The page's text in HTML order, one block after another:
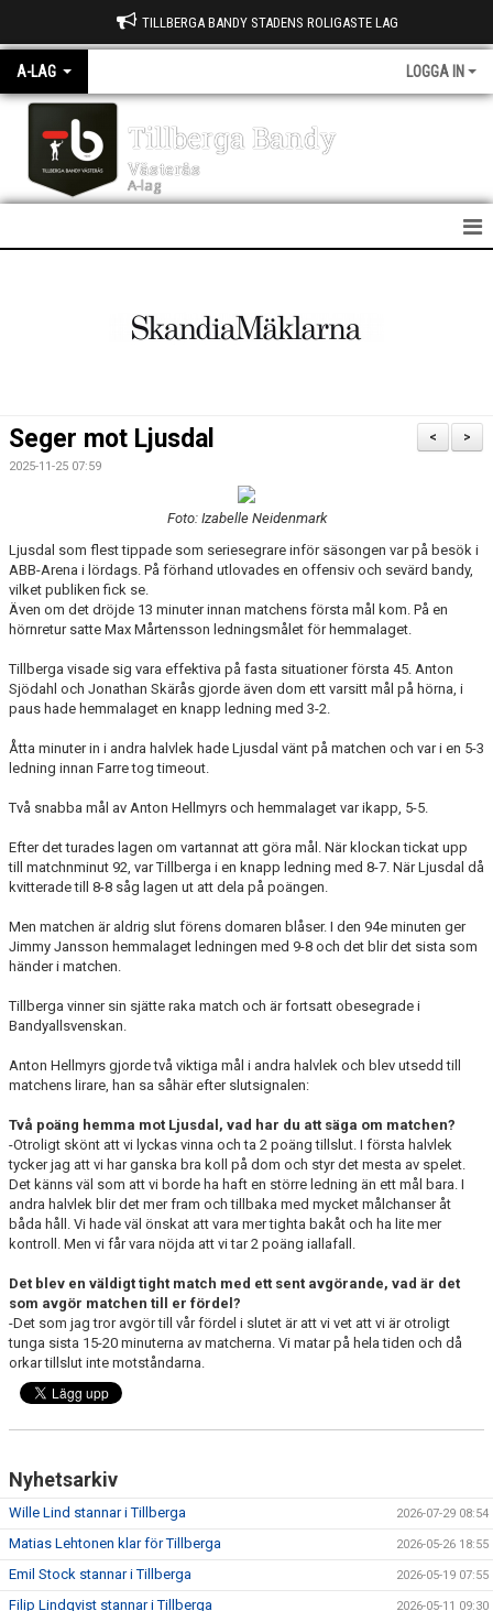
TILLBERGA BANDY STADENS ROLIGASTE LAG
A-LAG LOGGA IN
Tillberga Bandy
Västerås
A-lag
TRUPPEN
DOKUMENT
KONTAKT
>
<
Seger mot Ljusdal
2025-11-25 07:59
Foto: Izabelle Neidenmark
Ljusdal som flest tippade som seriesegrare inför säsongen var på besök i
ABB-Arena i lördags. På förhand utlovades en offensiv och sevärd bandy,
vilket publiken fick se.
Även om det dröjde 13 minuter innan matchens första mål kom. På en
hörnretur satte Max Mårtensson ledningsmålet för hemmalaget.
Tillberga visade sig vara effektiva på fasta situationer första 45. Anton
Sjödahl och Jonathan Skärås gjorde även dom ett varsitt mål på hörna, i
paus hade hemmalaget en knapp ledning med 3-2.
Åtta minuter in i andra halvlek hade Ljusdal vänt på matchen och var i en 5-3
ledning innan Farre tog timeout.
Två snabba mål av Anton Hellmyrs och hemmalaget var ikapp, 5-5.
Efter det turades lagen om vartannat att göra mål. När klockan tickat upp
till matchnminut 92, var Tillberga i en knapp ledning med 8-7. När Ljusdal då
kvitterade till 8-8 såg lagen ut att dela på poängen.
Men matchen är aldrig slut förens domaren blåser. I den 94e minuten ger
Jimmy Jansson hemmalaget ledningen med 9-8 och det blir det sista som
händer i matchen.
Tillberga vinner sin sjätte raka match och är fortsatt obesegrade i
Bandyallsvenskan.
Anton Hellmyrs gjorde två viktiga mål i andra halvlek och blev utsedd till
matchens lirare, han sa såhär efter slutsignalen:
Två poäng hemma mot Ljusdal, vad har du att säga om matchen?
-Otroligt skönt att vi lyckas vinna och ta 2 poäng tillslut. I första halvlek
tycker jag att vi har ganska bra koll på dom och styr det mesta av spelet.
Det känns väl som att vi borde ha haft en större ledning än ett mål bara. I
andra halvlek blir det mer fram och tillbaka med mycket målchanser åt
båda håll. Vi hade väl önskat att vara mer tighta bakåt och ha lite mer
kontroll. Men vi får vara nöjda att vi tar 2 poäng iallafall.
Det blev en väldigt tight match med ett sent avgörande, vad är det
som avgör matchen till er fördel?
-Det som jag tror avgör till vår fördel i slutet är att vi vet att vi är otroligt
tunga sista 15-20 minuterna av matcherna. Vi matar på hela tiden och då
orkar tillslut inte motståndarna.
Nyhetsarkiv
Wille Lind stannar i Tillberga 2026-07-29 08:54
Matias Lehtonen klar för Tillberga 2026-05-26 18:55
Emil Stock stannar i Tillberga 2026-05-19 07:55
Filip Lindqvist stannar i Tillberga 2026-05-11 09:30